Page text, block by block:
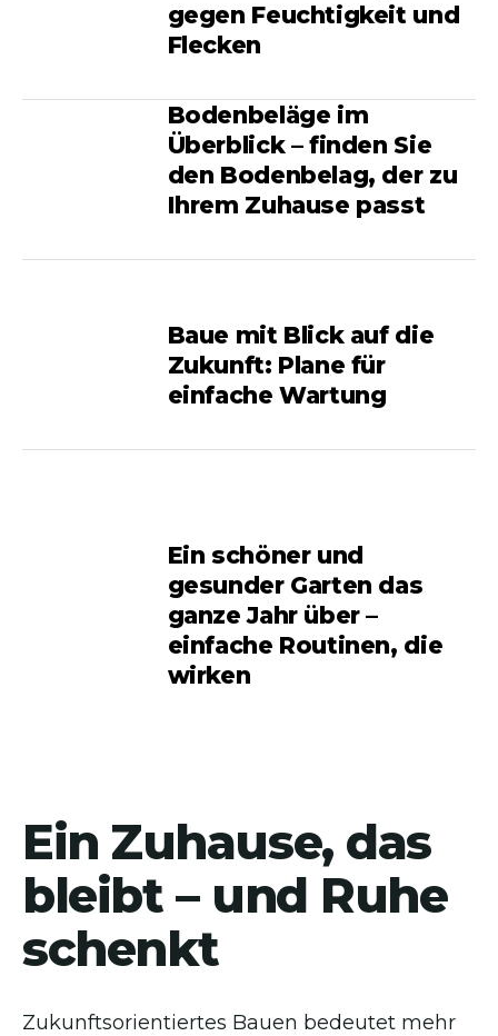
gegen Feuchtigkeit und
Flecken
Bodenbeläge im
Überblick – finden Sie
den Bodenbelag, der zu
Ihrem Zuhause passt
Baue mit Blick auf die
Zukunft: Plane für
einfache Wartung
Ein schöner und
gesunder Garten das
ganze Jahr über –
einfache Routinen, die
wirken
Ein Zuhause, das
bleibt – und Ruhe
schenkt
Zukunftsorientiertes Bauen bedeutet mehr